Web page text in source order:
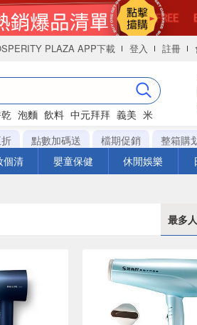
PLAZA APP下載 登入 註冊
泡麵 飲料 中元拜拜 義美 米
點數加碼送 檔期促銷 整箱購
個清 嬰童保健 休閒娛樂
最多